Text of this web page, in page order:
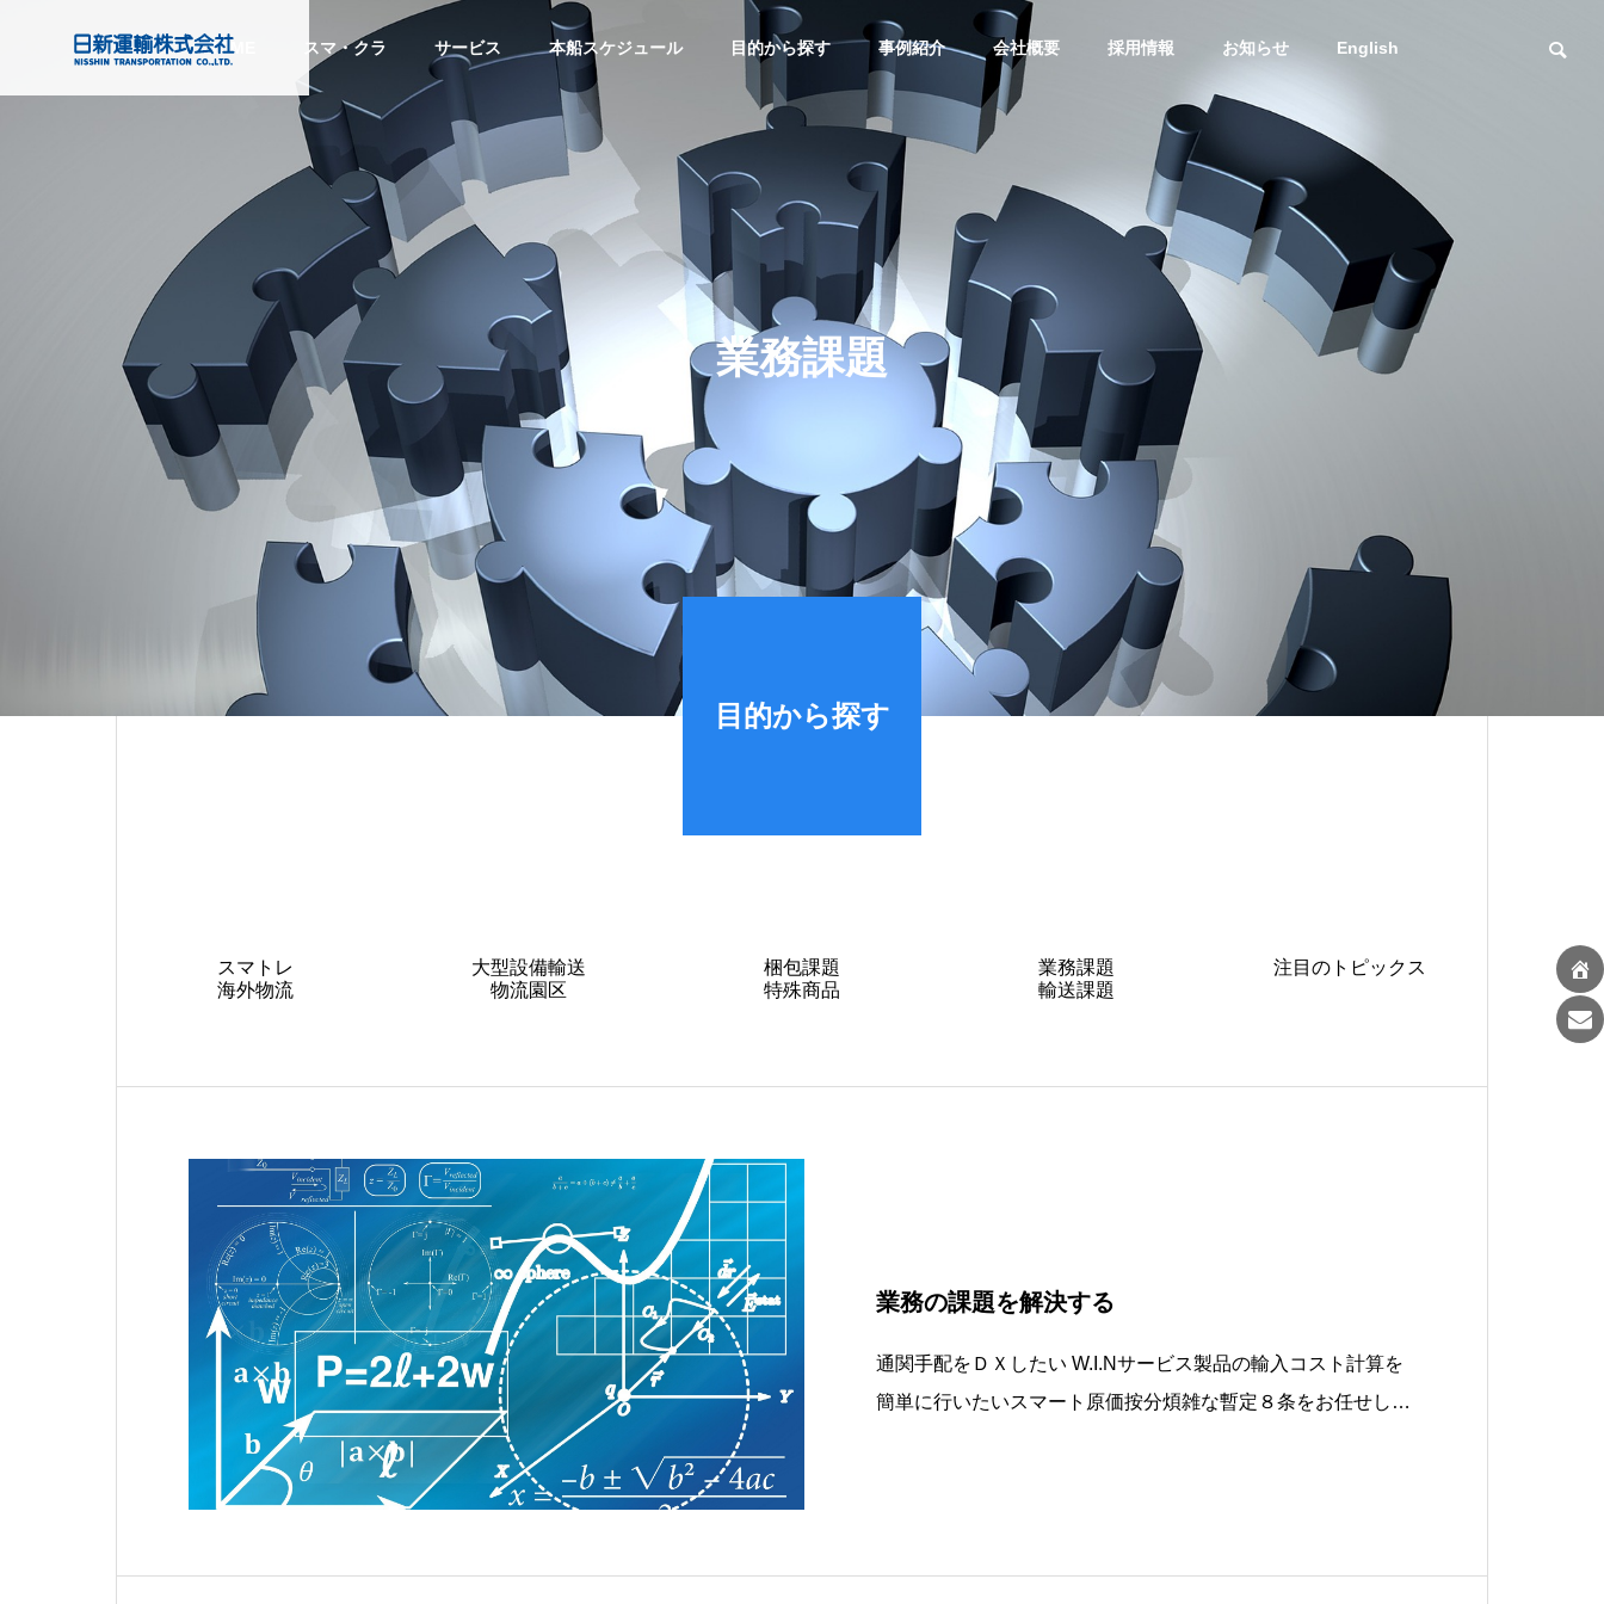
HOME スマ・クラ サービス 本船スケジュール 目的から探す 事例紹介 会社概要 採用情報 お知らせ English
Service
サービス
スマート・トレー
ディング
SMART TRADING
海外物流サービス
LOGISTIC SOLUTION
機械・プラント
輸出サービス
重量物の輸送も得意な
のです。
目的から探す
PURPOSE
トラック予約・受付システム
「トラック簿」ご紹介
注目のトピックス
『CO2排出量データ算出サー
ビス』
物流園区
『物流園区ソリューション』
スマトレ
スマトレ始めました
COMPANY
企業情報
会社情報
Company Info
沿革 社長メッセージ
Message
グローバルネットワーク
Global Network
DXへの取り組み
DXstrategy
電子公告
Electronic Public Notice
財務ハイライト
業務課題
目的から探す
スマトレ 大型設備輸送 梱包課題 業務課題
注目のトピックス
海外物流
物流園区 特殊商品 輸送課題
業務の課題を解決する
通関手配をＤＸしたい W.I.Nサービス製品の輸入コスト計算を
簡単に行いたいスマート原価按分煩雑な暫定８条をお任せした